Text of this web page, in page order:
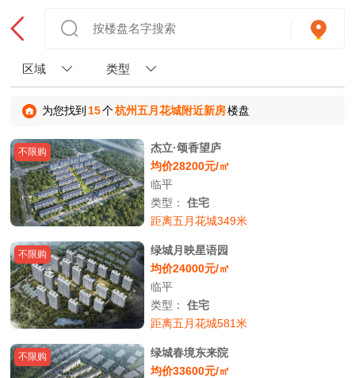
区域 类型
为您找到 15个杭州五月花城附近新房楼盘
不限购
杰立·颂香望庐
均价28200元/㎡
临平
类型：住宅
距离五月花城349米
不限购
绿城月映星语园
均价24000元/㎡
临平
类型：住宅
距离五月花城581米
不限购
绿城春境东来院
均价33600元/㎡